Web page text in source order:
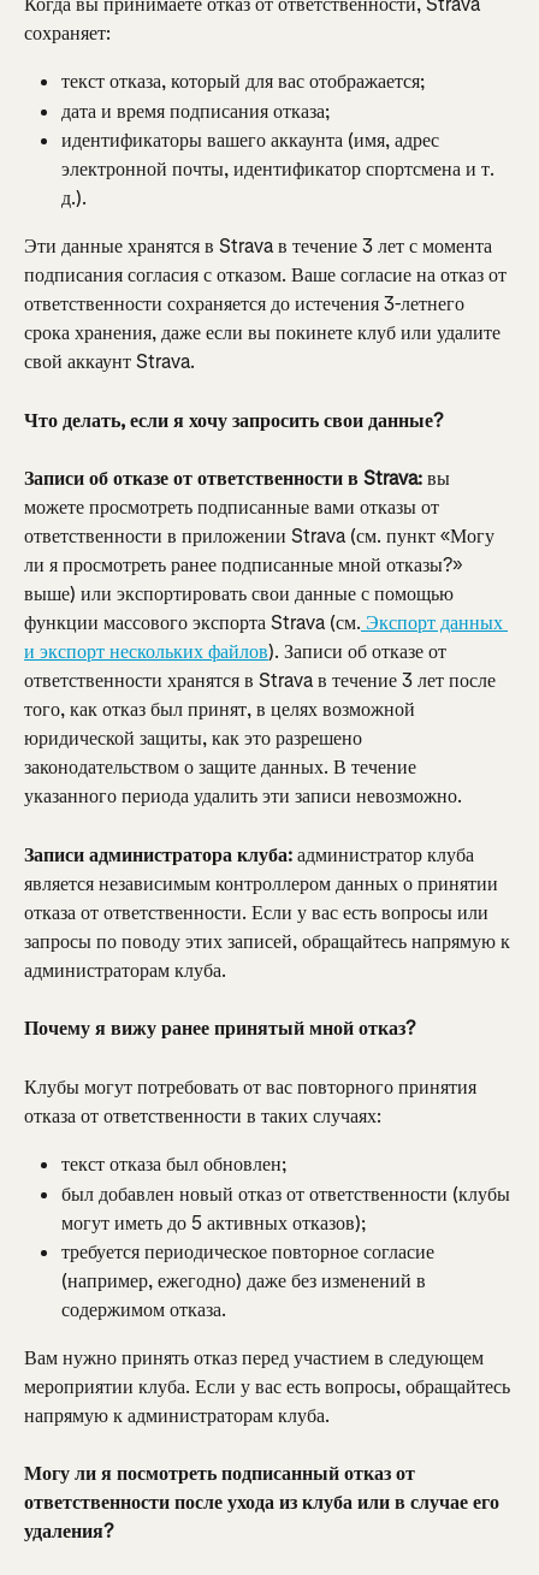
сохраняет:
текст отказа, который для вас отображается;
дата и время подписания отказа;
идентификаторы вашего аккаунта (имя, адрес
электронной почты, идентификатор спортсмена и т.
д.).
Эти данные хранятся в Strava в течение 3 лет с момента
подписания согласия с отказом. Ваше согласие на отказ от
ответственности сохраняется до истечения 3-летнего
срока хранения, даже если вы покинете клуб или удалите
свой аккаунт Strava.
Что делать, если я хочу запросить свои данные?
Записи об отказе от ответственности в Strava: вы
можете просмотреть подписанные вами отказы от
ответственности в приложении Strava (см. пункт «Могу
ли я просмотреть ранее подписанные мной отказы?»
выше) или экспортировать свои данные с помощью
функции массового экспорта Strava (см. Экспорт данных
и экспорт нескольких файлов). Записи об отказе от
ответственности хранятся в Strava в течение 3 лет после
того, как отказ был принят, в целях возможной
юридической защиты, как это разрешено
законодательством о защите данных. В течение
указанного периода удалить эти записи невозможно.
Записи администратора клуба: администратор клуба
является независимым контроллером данных о принятии
отказа от ответственности. Если у вас есть вопросы или
запросы по поводу этих записей, обращайтесь напрямую к
администраторам клуба.
Почему я вижу ранее принятый мной отказ?
Клубы могут потребовать от вас повторного принятия
отказа от ответственности в таких случаях:
текст отказа был обновлен;
был добавлен новый отказ от ответственности (клубы
могут иметь до 5 активных отказов);
требуется периодическое повторное согласие
(например, ежегодно) даже без изменений в
содержимом отказа.
Вам нужно принять отказ перед участием в следующем
мероприятии клуба. Если у вас есть вопросы, обращайтесь
напрямую к администраторам клуба.
Могу ли я посмотреть подписанный отказ от
ответственности после ухода из клуба или в случае его
удаления?